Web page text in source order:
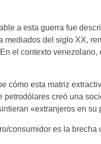
a esta guerra fue
del siglo XX,
el contexto
cómo esta matriz
creó una
«extranjeros en su
consumidor es la